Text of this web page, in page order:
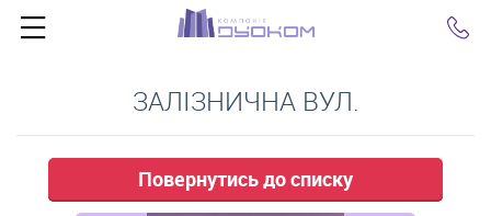
ЗАЛІЗНИЧНА ВУЛ.
Повернутись до списку